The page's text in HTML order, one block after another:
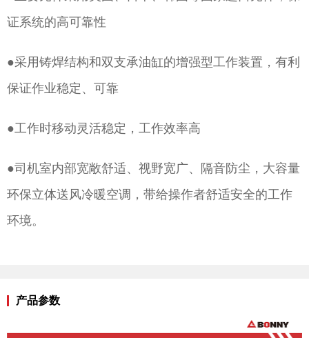
证系统的高可靠性
●采用铸焊结构和双支承油缸的增强型工作装置，有利
保证作业稳定、可靠
●工作时移动灵活稳定，工作效率高
●司机室内部宽敞舒适、视野宽广、隔音防尘，大容量
环保立体送风冷暖空调，带给操作者舒适安全的工作
环境。
产品参数